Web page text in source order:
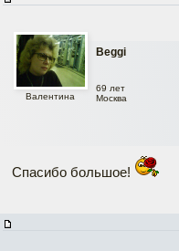
Beggi
Валентина
69 лет
Москва
Спасибо большое!